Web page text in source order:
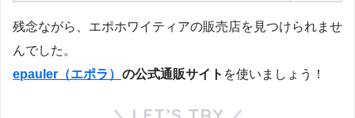
残念ながら、エポホワイティアの販売店を見つけられませ
んでした。
epauler（エポラ） の公式通販サイト を使いましょう！